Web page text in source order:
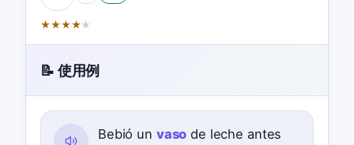
★★★★★
📝 使用例
Bebió un vaso de leche antes